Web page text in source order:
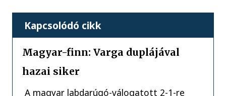
Kapcsolódó cikk
Magyar-finn: Varga duplájával
hazai siker
A magyar labdarúgó-válogatott 2-1-re